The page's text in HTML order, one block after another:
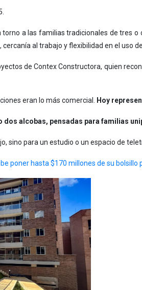
a las familias tradicionales de tres o
cercanía al trabajo y flexibilidad en el uso
de Contex Constructora, quien
eran lo más comercial. Hoy
dos alcobas, pensadas para familias
sino para un estudio o un espacio de
poner hasta $170 millones de su bolsillo